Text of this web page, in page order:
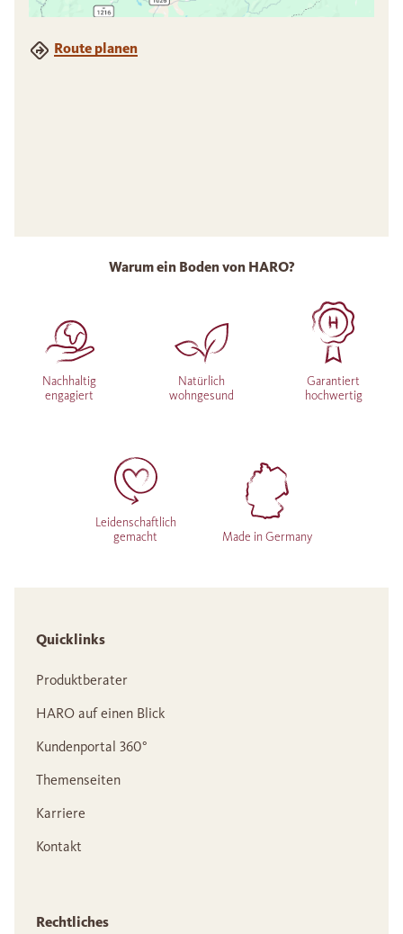
Route planen
Warum ein Boden von HARO?
Nachhaltig
engagiert
Natürlich
wohngesund
Garantiert
hochwertig
Leidenschaftlich
gemacht
Made in Germany
Quicklinks
Produktberater
HARO auf einen Blick
Kundenportal 360°
Themenseiten
Karriere
Kontakt
Rechtliches